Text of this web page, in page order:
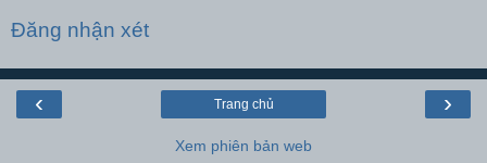
Đăng nhận xét
‹ ›
Trang chủ
Xem phiên bản web